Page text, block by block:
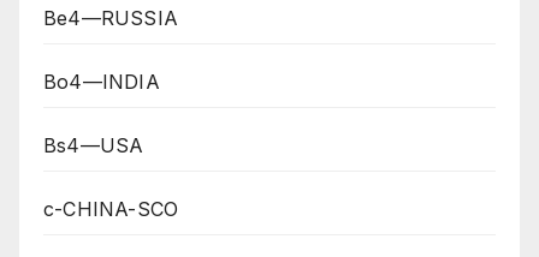
Be4—RUSSIA
Bo4—INDIA
Bs4—USA
c-CHINA-SCO